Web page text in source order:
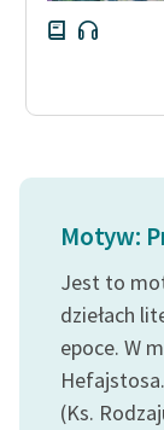
uczniów z
feministycznej
Ręce pełne poezji
Kolekcje
twórców
do domeny
lektur szkolnych
Starego
Motyw:
Jest to
dziełach
epoce. W
(Ks.